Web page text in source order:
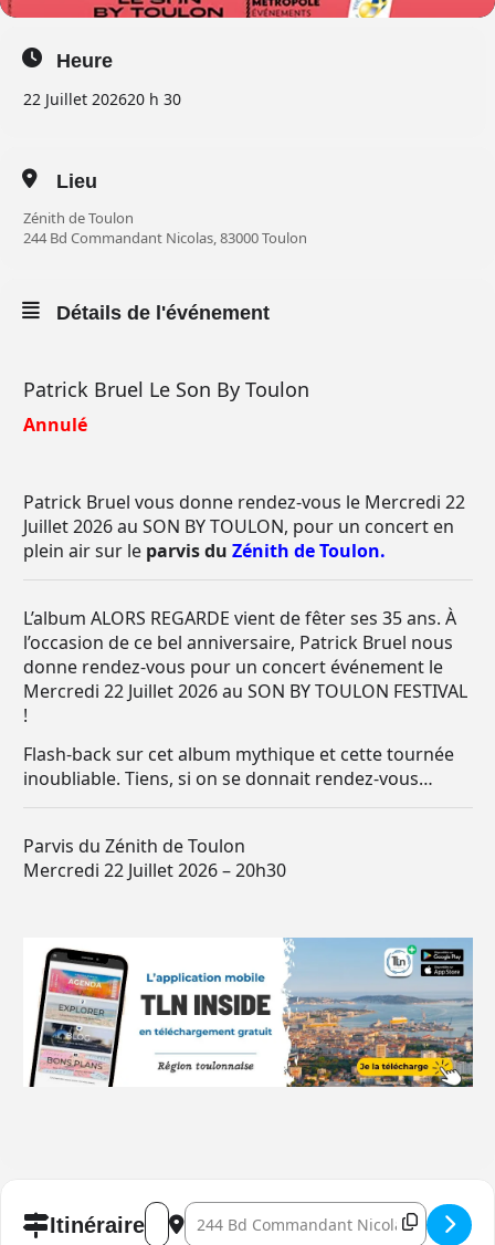
Heure
22 Juillet 202620 h 30
Lieu
Zénith de Toulon
244 Bd Commandant Nicolas, 83000 Toulon
Détails de l'événement
Patrick Bruel Le Son By Toulon
Annulé
Patrick Bruel vous donne rendez-vous le Mercredi 22
Juillet 2026 au SON BY TOULON, pour un concert en
plein air sur le parvis du Zénith de Toulon.
L’album ALORS REGARDE vient de fêter ses 35 ans. À
l’occasion de ce bel anniversaire, Patrick Bruel nous
donne rendez-vous pour un concert événement le
Mercredi 22 Juillet 2026 au SON BY TOULON FESTIVAL
!
Flash-back sur cet album mythique et cette tournée
inoubliable. Tiens, si on se donnait rendez-vous…
Parvis du Zénith de Toulon
Mercredi 22 Juillet 2026 – 20h30
ItinéraireAddress - Patrick Bruel Le Son By Toulon []
Destination Address - Patrick Bruel Le